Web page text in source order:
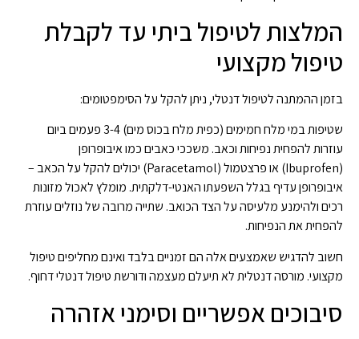
המלצות לטיפול ביתי עד לקבלת
טיפול מקצועי
בזמן ההמתנה לטיפול דנטלי, ניתן להקל על הסימפטומים:
שטיפות במי מלח חמימים (כפית מלח בכוס מים) 3-4 פעמים ביום
עוזרות להפחית נפיחות וכאב. משככי כאבים כמו איבופרופן
(Ibuprofen) או פרצטמול (Paracetamol) יכולים להקל על הכאב –
איבופרופן עדיף בגלל השפעתו האנטי-דלקתית. מומלץ לאכול מזונות
רכים ולהימנע מלעיסה על הצד הכואב. שתייה מרובה של נוזלים עוזרת
להפחית את הנפיחות.
חשוב להדגיש שאמצעים אלה הם זמניים בלבד ואינם מחליפים טיפול
מקצועי. מורסה דנטלית לא תיעלם מעצמה ודורשת טיפול דנטלי דחוף.
סיבוכים אפשריים וסימני אזהרה